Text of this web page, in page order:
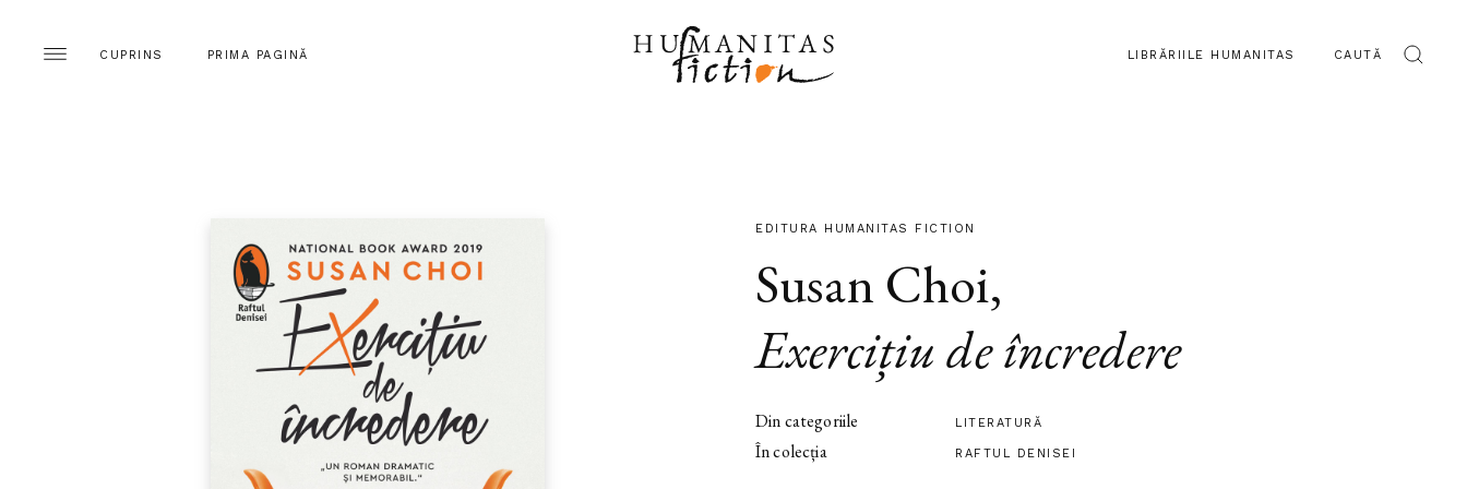
CUPRINS PRIMA PAGINĂ LIBRĂRIILE HUMANITAS CAUTĂ
EDITURA HUMANITAS FICTION
Susan Choi,
Exercițiu de încredere
Din categoriile LITERATURĂ
În colecția RAFTUL DENISEI